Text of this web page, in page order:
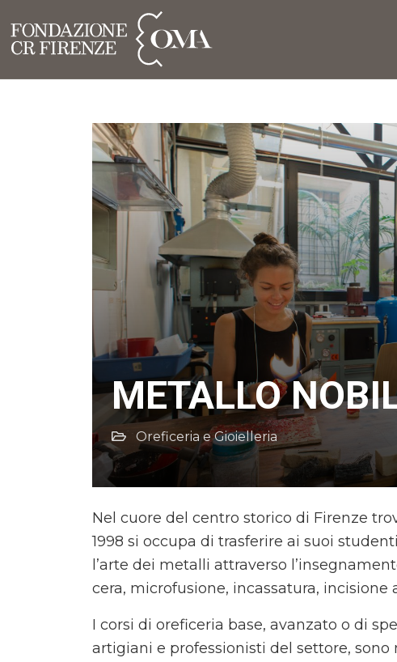
METALLO
Oreficeria e Gioielleria
Nel cuore del centro storico di Firenze
1998 si occupa di trasferire ai suoi
l’arte dei metalli attraverso
cera, microfusione, incassatura,
I corsi di oreficeria base, avanzato o di
artigiani e professionisti del settore,